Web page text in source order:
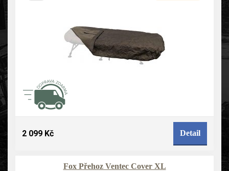
2 099 Kč Detail
Fox Přehoz Ventec Cover XL